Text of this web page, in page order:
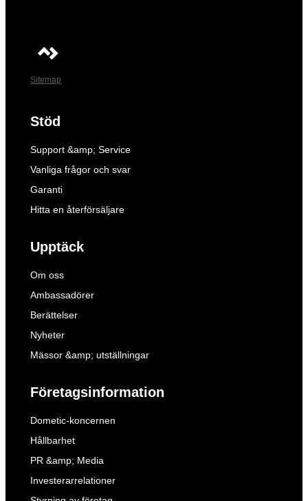
Sitemap
Stöd
Support &amp; Service
Vanliga frågor och svar
Garanti
Hitta en återförsäljare
Upptäck
Om oss
Ambassadörer
Berättelser
Nyheter
Mässor &amp; utställningar
Företagsinformation
Dometic-koncernen
Hållbarhet
PR &amp; Media
Investerarrelationer